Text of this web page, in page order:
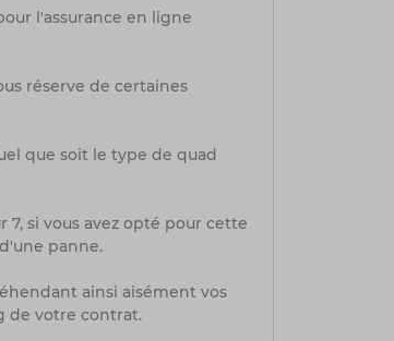
l'assurance en ligne
réserve de certaines
que soit le type de quad
7, si vous avez opté pour cette
panne.
ainsi aisément vos
de votre contrat.